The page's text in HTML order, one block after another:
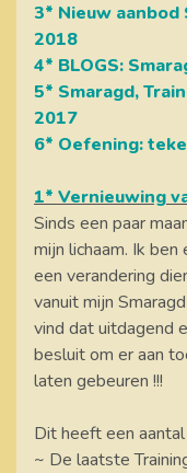
3* Nieuw aanbod
2018
4* BLOGS:
5* Smaragd,
2017
6* Oefening:
1* Vernieuwing
Sinds een paar
mijn lichaam. Ik
een verandering
vanuit mijn
vind dat uitdagend
besluit om er aan
laten gebeuren !!!
Dit heeft een aantal
~ De laatste